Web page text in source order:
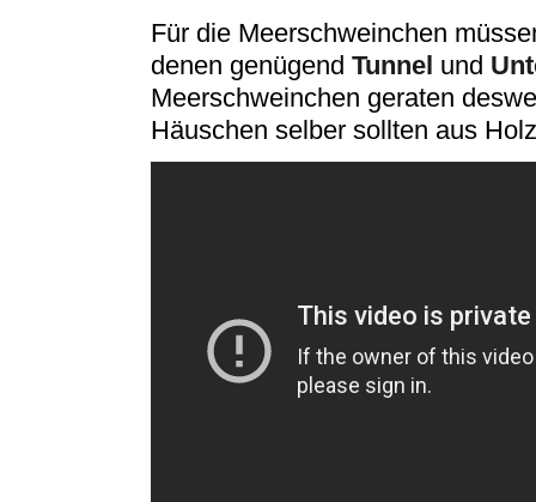
Für die Meerschweinchen
denen genügend Tunnel und
Meerschweinchen geraten
Häuschen selber sollten aus